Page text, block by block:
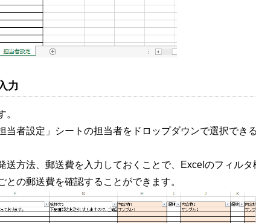
力
。
当者設定」シートの担当者をドロップダウンで選択でき
送方法、郵送費を入力しておくことで、Excelのフィルタ
の郵送費を確認することができます。